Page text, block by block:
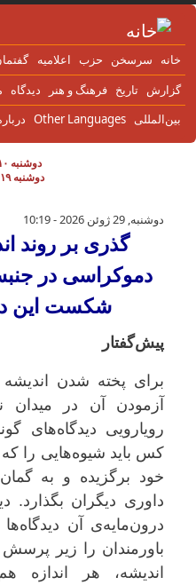
به محتوای اصلی
سرسخن حزب اعلاميه گفتمان
تاریخ فرهنگ و هنر دیدگاه
Other Languages درباره ما
دوشنبه ۱۰ اوت ۲۰۲۶
دوشنبه ۱۹ مرداد ۱۴۰۵
گذری بر روند
دوشنبه, 29 ژوئن 2026 - 10:19
گذری بر روند
دموکراسی در
شکست این
پیش‌گفتار
برای پخته شدن اندیشه
آزمودن آن در میدان
رویارویی دیدگاه‌های
کس باید شیوه‌هایی را که
خود برگزیده و به گمان
داوری دیگران بگذارد.
درون‌مایه‌ی آن دیدگاه‌ها
باورمندان را زیر پرسش
اندیشه، هر اندازه